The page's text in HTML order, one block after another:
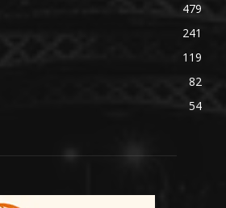
479
241
119
82
54